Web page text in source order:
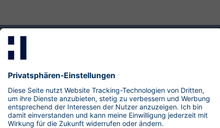
LinkedIn
Xing
research@hisolutions.com